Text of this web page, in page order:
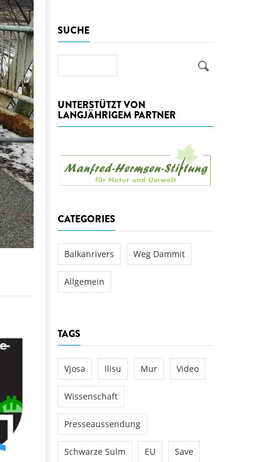
Ulog verursacht
DAMMIT
für den Kamp: Aus für
im Kamptal
SUCHE
UNTERSTÜTZT VON
LANGJÄHRIGEM PARTNER
CATEGORIES
Balkanrivers Weg Dammit
Allgemein
TAGS
Vjosa Ilisu Mur Video
Wissenschaft
Presseaussendung
Schwarze Sulm EU Save